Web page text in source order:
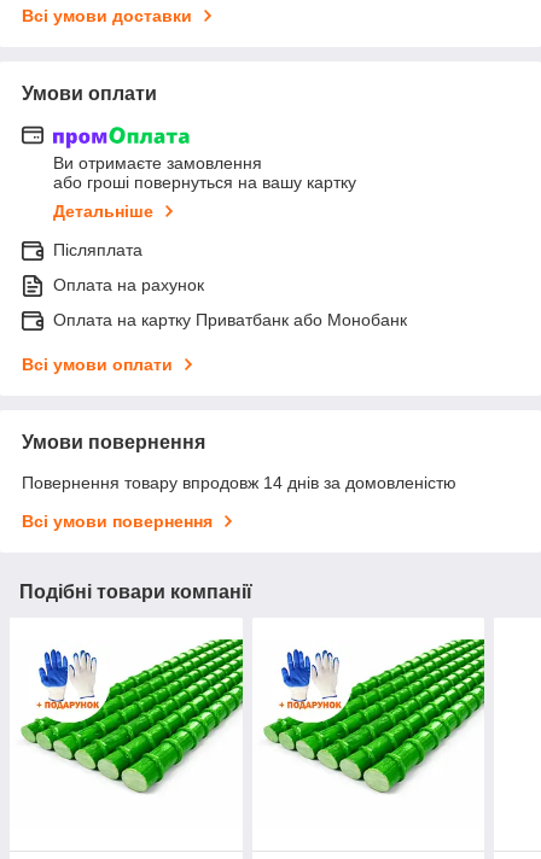
Всі умови доставки
Умови оплати
Ви отримаєте замовлення
або гроші повернуться на вашу картку
Детальніше
Післяплата
Оплата на рахунок
Оплата на картку Приватбанк або Монобанк
Всі умови оплати
Умови повернення
Повернення товару впродовж 14 днів за домовленістю
Всі умови повернення
Подібні товари компанії